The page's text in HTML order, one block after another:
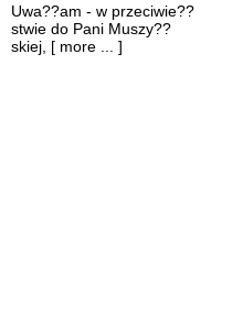
Uwa??am - w przeciwie??
stwie do Pani Muszy??
skiej, [ more ... ]